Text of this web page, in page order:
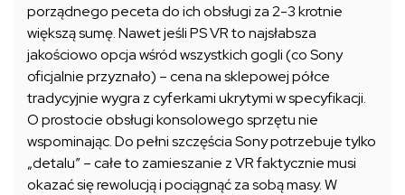
porządnego peceta do ich obsługi za 2-3 krotnie
większą sumę. Nawet jeśli PS VR to najsłabsza
jakościowo opcja wśród wszystkich gogli (co Sony
oficjalnie przyznało) – cena na sklepowej półce
tradycyjnie wygra z cyferkami ukrytymi w specyfikacji.
O prostocie obsługi konsolowego sprzętu nie
wspominając. Do pełni szczęścia Sony potrzebuje tylko
„detalu” – całe to zamieszanie z VR faktycznie musi
okazać się rewolucją i pociągnąć za sobą masy. W